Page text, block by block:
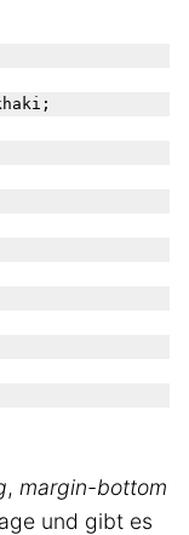
, margin-bottom
und gibt es